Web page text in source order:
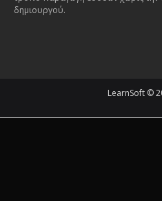
δημιουργού.
LearnSoft ©